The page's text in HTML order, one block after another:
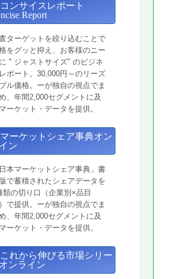
ンサイスレポート
Report
ターゲットを絞り込むことで
をグッと抑え、お客様のニー
" ジャストサイズ" のビジネ
ポート。30,000円～のリーズ
ル価格。ーが独自の視点でま
、年間2,000セグメントに及
ーケット・データを提供。
ーケットシェア事典オン
ン
日本マーケットシェア事典」書
で蓄積されたシェアデータを
類の切り口（企業別×品目
で提供。ーが独自の視点でま
、年間2,000セグメントに及
ーケット・データを提供。
れから伸びる市場シリー
ンライン